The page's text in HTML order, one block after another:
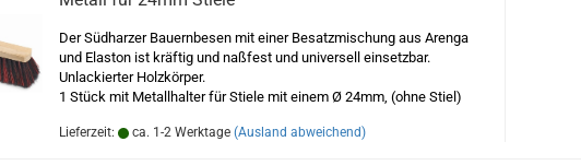
Der Südharzer Bauernbesen mit einer Besatzmischung aus Arenga
und Elaston ist kräftig und naßfest und universell einsetzbar.
Unlackierter Holzkörper.
1 Stück mit Metallhalter für Stiele mit einem Ø 24mm, (ohne Stiel)
Lieferzeit: ca. 1-2 Werktage (Ausland abweichend)